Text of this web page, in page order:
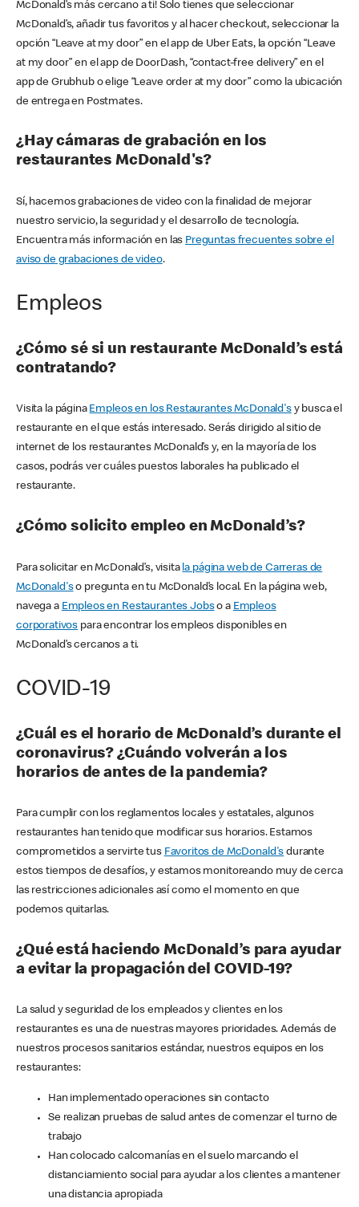
McDonald’s más cercano a ti! Solo tienes que seleccionar
McDonald’s, añadir tus favoritos y al hacer checkout, seleccionar la
opción “Leave at my door” en el app de Uber Eats, la opción “Leave
at my door” en el app de DoorDash, “contact-free delivery” en el
app de Grubhub o elige “Leave order at my door” como la ubicación
de entrega en Postmates.
¿Hay cámaras de grabación en los
restaurantes McDonald's?
Sí, hacemos grabaciones de video con la finalidad de mejorar
nuestro servicio, la seguridad y el desarrollo de tecnología.
Encuentra más información en las Preguntas frecuentes sobre el
aviso de grabaciones de video.
Empleos
¿Cómo sé si un restaurante McDonald’s está
contratando?
Visita la página Empleos en los Restaurantes McDonald'sy busca el
restaurante en el que estás interesado. Serás dirigido al sitio de
internet de los restaurantes McDonald’s y, en la mayoría de los
casos, podrás ver cuáles puestos laborales ha publicado el
restaurante.
¿Cómo solicito empleo en McDonald’s?
Para solicitar en McDonald’s, visita la página web de Carreras de
McDonald'so pregunta en tu McDonald’s local. En la página web,
navega a Empleos en Restaurantes Jobso a Empleos
corporativos para encontrar los empleos disponibles en
McDonald’s cercanos a ti.
COVID-19
¿Cuál es el horario de McDonald’s durante el
coronavirus? ¿Cuándo volverán a los
horarios de antes de la pandemia?
Para cumplir con los reglamentos locales y estatales, algunos
restaurantes han tenido que modificar sus horarios. Estamos
comprometidos a servirte tus Favoritos de McDonald's durante
estos tiempos de desafíos, y estamos monitoreando muy de cerca
las restricciones adicionales así como el momento en que
podemos quitarlas.
¿Qué está haciendo McDonald’s para ayudar
a evitar la propagación del COVID-19?
La salud y seguridad de los empleados y clientes en los
restaurantes es una de nuestras mayores prioridades. Además de
nuestros procesos sanitarios estándar, nuestros equipos en los
restaurantes:
Han implementado operaciones sin contacto
Se realizan pruebas de salud antes de comenzar el turno de
trabajo
Han colocado calcomanías en el suelo marcando el
distanciamiento social para ayudar a los clientes a mantener
una distancia apropiada